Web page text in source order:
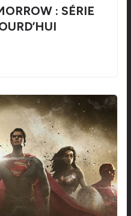
: SÉRIE